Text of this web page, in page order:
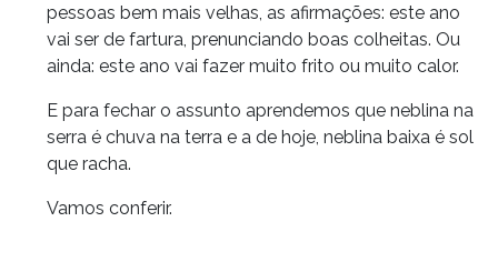
pessoas bem mais velhas, as afirmações: este ano
vai ser de fartura, prenunciando boas colheitas. Ou
ainda: este ano vai fazer muito frito ou muito calor.
E para fechar o assunto aprendemos que neblina na
serra é chuva na terra e a de hoje, neblina baixa é sol
que racha.
Vamos conferir.